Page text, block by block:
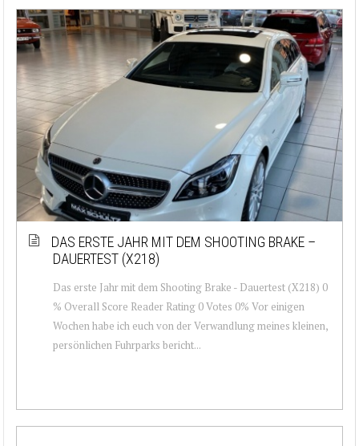
DAS ERSTE JAHR MIT DEM SHOOTING BRAKE –
DAUERTEST (X218)
Das erste Jahr mit dem Shooting Brake - Dauertest (X218) 0
% Overall Score Reader Rating 0 Votes 0% Vor einigen
Wochen habe ich euch von der Verwandlung meines kleinen,
persönlichen Fuhrparks bericht...